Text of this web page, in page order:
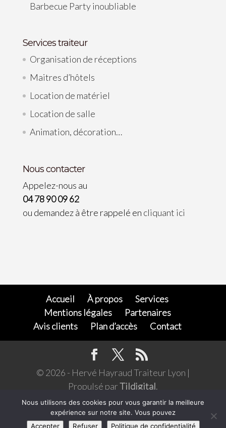
Barbecue Party inoubliable
Services traiteur
Organisation de réceptions
Maitres d’hôtels
Location de matériel
Location de salle
Animation, décoration…
Nous contacter
Appelez-nous au
04 78 90 09 62
ou demandez à être rappelé en cliquant ici
Accueil À propos
Services
Mentions légales
Partenaires
Avis clients
Plan d’accès Contact
© 2026 - Hervé Hayraud Traiteur Lyon |
Propulsé parTildigital.
L’abus d'alcool est dangereux pour la santé,
consommer avec modération. Pour votre santé,
Nous utilisons des cookies pour vous garantir la meilleure
expérience sur notre site. Vous pouvez
Accepter
Refuser Politique de confidentialité